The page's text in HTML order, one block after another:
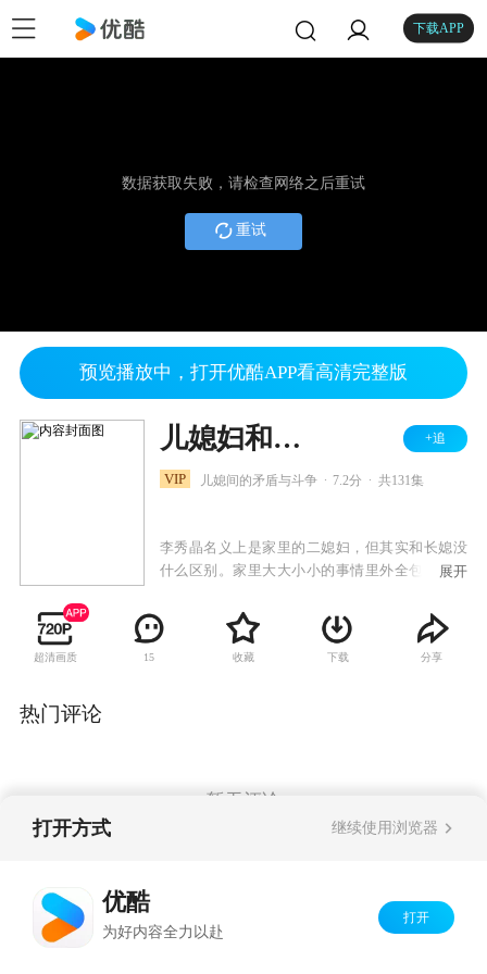
下载APP
数据获取失败，请检查网络之后重试
重试
预览播放中，打开优酷APP看高清完整版
儿媳妇和少奶奶 +追
VIP 儿媳间的矛盾与斗争 7.2分 共131集
李秀晶名义上是家里的二媳妇，但其实和长媳没
什么区别。家里大大小小的事情里外全包，要照
领生活的大姑子每天只知道打扮的光鲜亮丽的进
进出出。即使这样，李秀晶也坚信，只要长媳进
了家门，自己就能脱离夫家的苦海。但，进了门
展开
超清画质 15 收藏 下载 分享
热门评论
暂无评论
打开方式 继续使用浏览器
优酷
为好内容全力以赴
打开